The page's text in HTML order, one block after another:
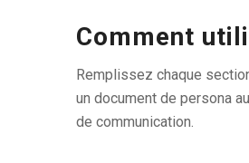
Comment
Remplissez chaque
un document de persona
de communication.